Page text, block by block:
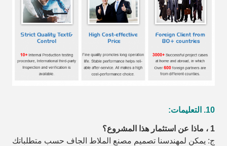
10. التعليمات:
1 ، ماذا عن استثمار هذا المشروع؟
ج: يمكن لمهندسنا تصميم مصنع الملاط الجاف حسب متطلباتك